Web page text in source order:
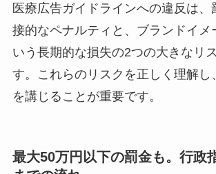
医療広告ガイドラインへの違反は、
接的なペナルティと、ブランドイメ
いう長期的な損失の2つの大きなリ
す。これらのリスクを正しく理解し
を講じることが重要です。
最大50万円以下の罰金も。行政